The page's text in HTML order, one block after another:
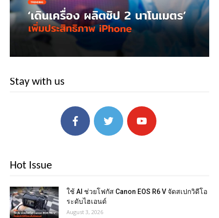
Stay with us
Hot Issue
ใช้ AI ช่วยโฟกัส Canon EOS R6 V จัดสเปกวิดีโอ
ระดับไฮเอนด์
August 3, 2026